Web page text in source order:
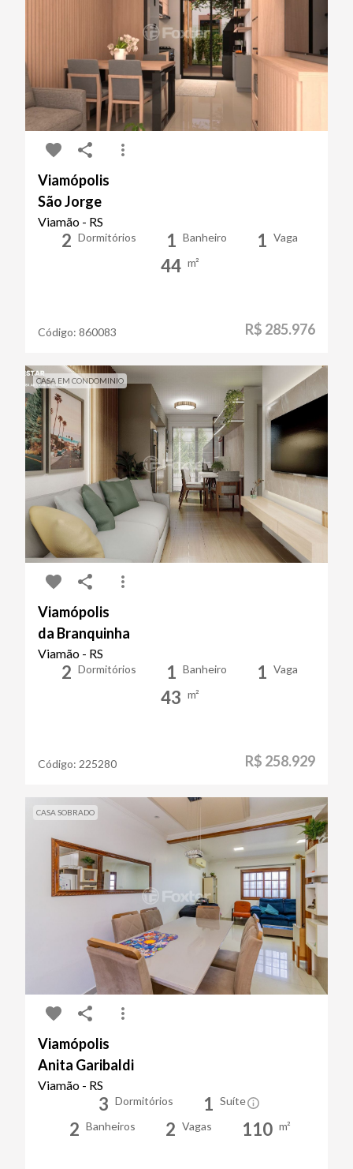
Viamópolis
São Jorge
Viamão - RS
2 Dormitórios 1 Banheiro 1 Vaga
44 m²
Código: 860083 R$ 285.976
CASA EM CONDOMINIO
Viamópolis
da Branquinha
Viamão - RS
2 Dormitórios 1 Banheiro 1 Vaga
43 m²
Código: 225280 R$ 258.929
CASA SOBRADO
Viamópolis
Anita Garibaldi
Viamão - RS
3 Dormitórios 1 Suíte
2 Banheiros 2 Vagas 110 m²